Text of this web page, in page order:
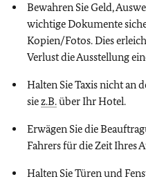
Bewahren Sie Geld,
wichtige Dokumente
Kopien/Fotos. Dies
Verlust die Ausstellung
Halten Sie Taxis nicht an
siez.B.über Ihr Hotel.
Erwägen Sie die
Fahrers für die Zeit Ihres
Halten Sie Türen und